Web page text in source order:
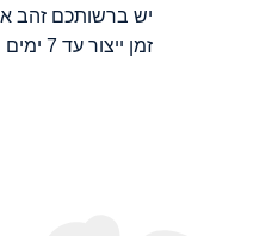
יש ברשותכם זהב או
זמן ייצור עד 7 ימים